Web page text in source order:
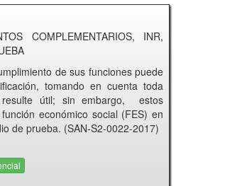
COMPLEMENTARIOS, INR,
de sus funciones puede
tomando en cuenta toda
útil; sin embargo, estos
económico social (FES) en
de prueba. (SAN-S2-0022-2017)